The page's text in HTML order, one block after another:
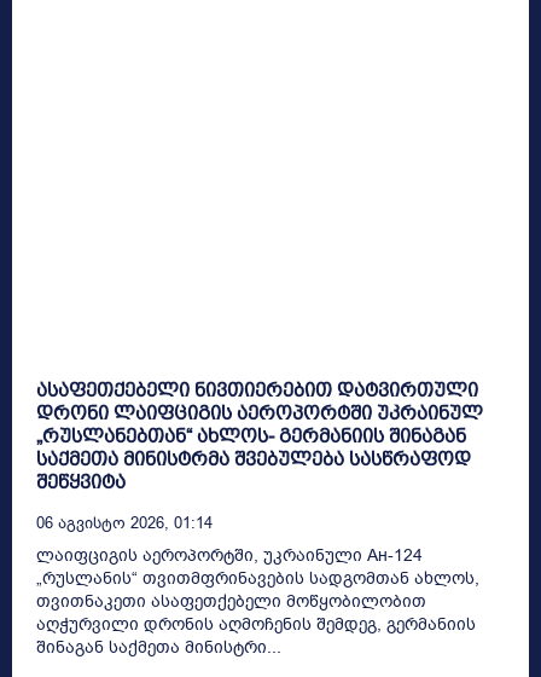
ასაფეთქებელი ნივთიერებით დატვირთული
დრონი ლაიფციგის აეროპორტში უკრაინულ
„რუსლანებთან“ ახლოს- გერმანიის შინაგან
საქმეთა მინისტრმა შვებულება სასწრაფოდ
შეწყვიტა
06 Აგვისტო 2026, 01:14
ლაიფციგის აეროპორტში, უკრაინული Ан-124
„რუსლანის“ თვითმფრინავების სადგომთან ახლოს,
თვითნაკეთი ასაფეთქებელი მოწყობილობით
აღჭურვილი დრონის აღმოჩენის შემდეგ, გერმანიის
შინაგან საქმეთა მინისტრი...